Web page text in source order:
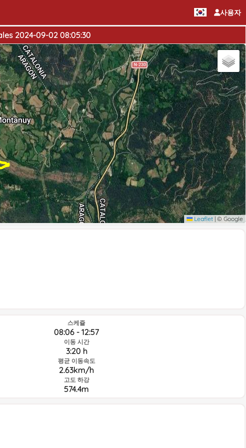
사용자
2024-09-02 08:05:30
Leaflet | © Google
스케쥴
08:06 - 12:57
이동 시간
3:20 h
평균 이동속도
2.63km/h
고도 하강
574.4m